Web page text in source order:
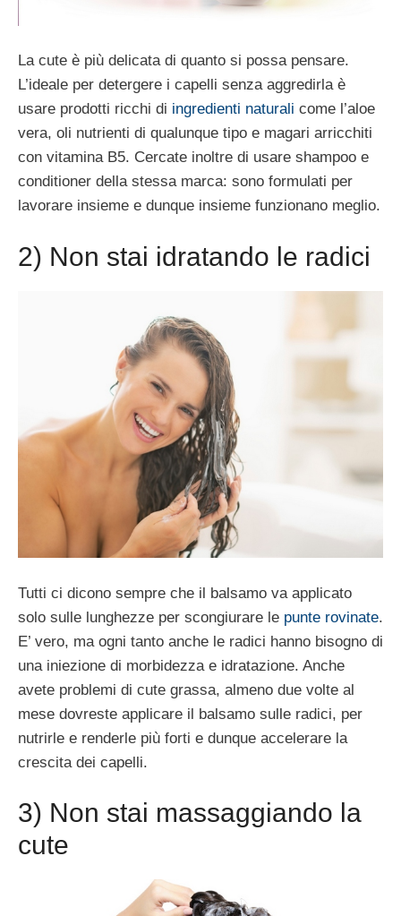
La cute è più delicata di quanto si possa pensare.
L’ideale per detergere i capelli senza aggredirla è
usare prodotti ricchi di ingredienti naturali come l’aloe
vera, oli nutrienti di qualunque tipo e magari arricchiti
con vitamina B5. Cercate inoltre di usare shampoo e
conditioner della stessa marca: sono formulati per
lavorare insieme e dunque insieme funzionano meglio.
2) Non stai idratando le radici
Tutti ci dicono sempre che il balsamo va applicato
solo sulle lunghezze per scongiurare le punte rovinate.
E’ vero, ma ogni tanto anche le radici hanno bisogno di
una iniezione di morbidezza e idratazione. Anche
avete problemi di cute grassa, almeno due volte al
mese dovreste applicare il balsamo sulle radici, per
nutrirle e renderle più forti e dunque accelerare la
crescita dei capelli.
3) Non stai massaggiando la
cute